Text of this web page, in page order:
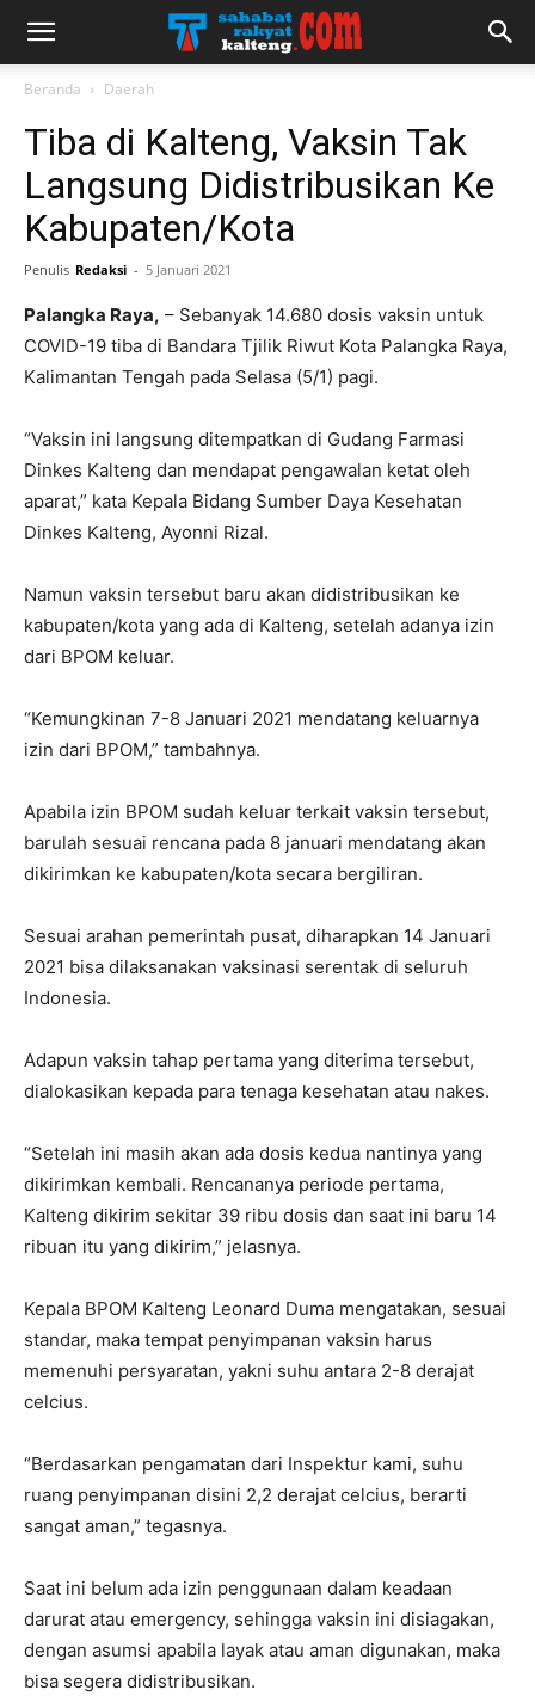
Beranda Daerah
Tiba di Kalteng, Vaksin Tak
Langsung Didistribusikan Ke
Kabupaten/Kota
Penulis Redaksi - 5 Januari 2021
Palangka Raya, – Sebanyak 14.680 dosis vaksin untuk
COVID-19 tiba di Bandara Tjilik Riwut Kota Palangka Raya,
Kalimantan Tengah pada Selasa (5/1) pagi.
“Vaksin ini langsung ditempatkan di Gudang Farmasi
Dinkes Kalteng dan mendapat pengawalan ketat oleh
aparat,” kata Kepala Bidang Sumber Daya Kesehatan
Dinkes Kalteng, Ayonni Rizal.
Namun vaksin tersebut baru akan didistribusikan ke
kabupaten/kota yang ada di Kalteng, setelah adanya izin
dari BPOM keluar.
“Kemungkinan 7-8 Januari 2021 mendatang keluarnya
izin dari BPOM,” tambahnya.
Apabila izin BPOM sudah keluar terkait vaksin tersebut,
barulah sesuai rencana pada 8 januari mendatang akan
dikirimkan ke kabupaten/kota secara bergiliran.
Sesuai arahan pemerintah pusat, diharapkan 14 Januari
2021 bisa dilaksanakan vaksinasi serentak di seluruh
Indonesia.
Adapun vaksin tahap pertama yang diterima tersebut,
dialokasikan kepada para tenaga kesehatan atau nakes.
“Setelah ini masih akan ada dosis kedua nantinya yang
dikirimkan kembali. Rencananya periode pertama,
Kalteng dikirim sekitar 39 ribu dosis dan saat ini baru 14
ribuan itu yang dikirim,” jelasnya.
Kepala BPOM Kalteng Leonard Duma mengatakan, sesuai
standar, maka tempat penyimpanan vaksin harus
memenuhi persyaratan, yakni suhu antara 2-8 derajat
celcius.
“Berdasarkan pengamatan dari Inspektur kami, suhu
ruang penyimpanan disini 2,2 derajat celcius, berarti
sangat aman,” tegasnya.
Saat ini belum ada izin penggunaan dalam keadaan
darurat atau emergency, sehingga vaksin ini disiagakan,
dengan asumsi apabila layak atau aman digunakan, maka
bisa segera didistribusikan.